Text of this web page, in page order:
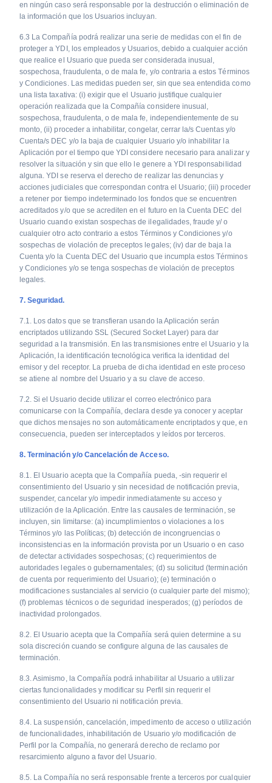
en ningún caso será responsable por la destrucción o eliminación de
la información que los Usuarios incluyan.
6.3 La Compañía podrá realizar una serie de medidas con el fin de
proteger a YDI, los empleados y Usuarios, debido a cualquier acción
que realice el Usuario que pueda ser considerada inusual,
sospechosa, fraudulenta, o de mala fe, y/o contraria a estos Términos
y Condiciones. Las medidas pueden ser, sin que sea entendida como
una lista taxativa: (i) exigir que el Usuario justifique cualquier
operación realizada que la Compañía considere inusual,
sospechosa, fraudulenta, o de mala fe, independientemente de su
monto, (ii) proceder a inhabilitar, congelar, cerrar la/s Cuentas y/o
Cuenta/s DEC y/o la baja de cualquier Usuario y/o inhabilitar la
Aplicación por el tiempo que YDI considere necesario para analizar y
resolver la situación y sin que ello le genere a YDI responsabilidad
alguna. YDI se reserva el derecho de realizar las denuncias y
acciones judiciales que correspondan contra el Usuario; (iii) proceder
a retener por tiempo indeterminado los fondos que se encuentren
acreditados y/o que se acrediten en el futuro en la Cuenta DEC del
Usuario cuando existan sospechas de ilegalidades, fraude y/ o
cualquier otro acto contrario a estos Términos y Condiciones y/o
sospechas de violación de preceptos legales; (iv) dar de baja la
Cuenta y/o la Cuenta DEC del Usuario que incumpla estos Términos
y Condiciones y/o se tenga sospechas de violación de preceptos
legales.
7. Seguridad.
7.1. Los datos que se transfieran usando la Aplicación serán
encriptados utilizando SSL (Secured Socket Layer) para dar
seguridad a la transmisión. En las transmisiones entre el Usuario y la
Aplicación, la identificación tecnológica verifica la identidad del
emisor y del receptor. La prueba de dicha identidad en este proceso
se atiene al nombre del Usuario y a su clave de acceso.
7.2. Si el Usuario decide utilizar el correo electrónico para
comunicarse con la Compañía, declara desde ya conocer y aceptar
que dichos mensajes no son automáticamente encriptados y que, en
consecuencia, pueden ser interceptados y leídos por terceros.
8. Terminación y/o Cancelación de Acceso.
8.1. El Usuario acepta que la Compañía pueda, -sin requerir el
consentimiento del Usuario y sin necesidad de notificación previa,
suspender, cancelar y/o impedir inmediatamente su acceso y
utilización de la Aplicación. Entre las causales de terminación, se
incluyen, sin limitarse: (a) incumplimientos o violaciones a los
Términos y/o las Políticas; (b) detección de incongruencias o
inconsistencias en la información provista por un Usuario o en caso
de detectar actividades sospechosas; (c) requerimientos de
autoridades legales o gubernamentales; (d) su solicitud (terminación
de cuenta por requerimiento del Usuario); (e) terminación o
modificaciones sustanciales al servicio (o cualquier parte del mismo);
(f) problemas técnicos o de seguridad inesperados; (g) períodos de
inactividad prolongados.
8.2. El Usuario acepta que la Compañía será quien determine a su
sola discreción cuando se configure alguna de las causales de
terminación.
8.3. Asimismo, la Compañía podrá inhabilitar al Usuario a utilizar
ciertas funcionalidades y modificar su Perfil sin requerir el
consentimiento del Usuario ni notificación previa.
8.4. La suspensión, cancelación, impedimento de acceso o utilización
de funcionalidades, inhabilitación de Usuario y/o modificación de
Perfil por la Compañía, no generará derecho de reclamo por
resarcimiento alguno a favor del Usuario.
8.5. La Compañía no será responsable frente a terceros por cualquier